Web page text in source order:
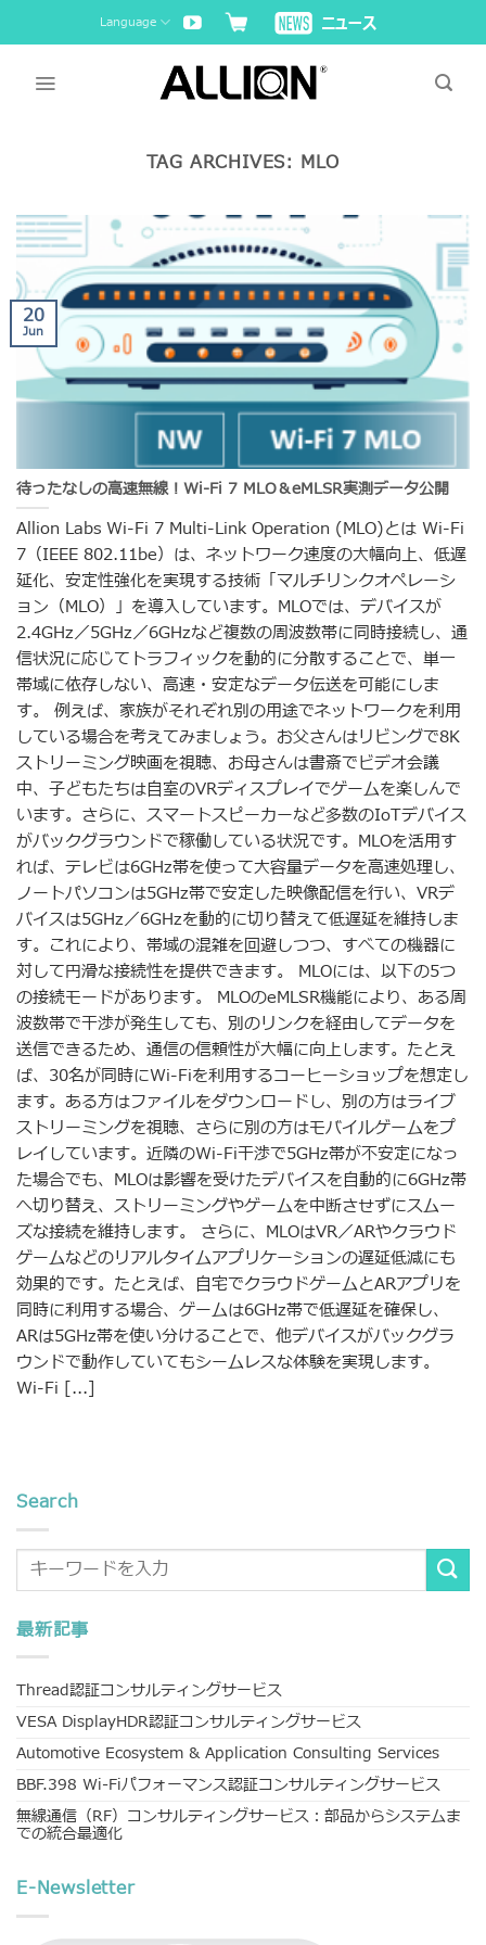
to
Language
TAG ARCHIVES: MLO
待ったなしの高速無線！Wi-Fi 7 MLO＆eMLSR実測データ公開
Allion Labs Wi-Fi 7 Multi-Link Operation (MLO)とは Wi-Fi
7（IEEE 802.11be）は、ネットワーク速度の大幅向上、低遅
延化、安定性強化を実現する技術「マルチリンクオペレーシ
ョン（MLO）」を導入しています。MLOでは、デバイスが
2.4GHz／5GHz／6GHzなど複数の周波数帯に同時接続し、通
信状況に応じてトラフィックを動的に分散することで、単一
帯域に依存しない、高速・安定なデータ伝送を可能にしま
す。 例えば、家族がそれぞれ別の用途でネットワークを利用
している場合を考えてみましょう。お父さんはリビングで8K
ストリーミング映画を視聴、お母さんは書斎でビデオ会議
中、子どもたちは自室のVRディスプレイでゲームを楽しんで
います。さらに、スマートスピーカーなど多数のIoTデバイス
がバックグラウンドで稼働している状況です。MLOを活用す
れば、テレビは6GHz帯を使って大容量データを高速処理し、
ノートパソコンは5GHz帯で安定した映像配信を行い、VRデ
バイスは5GHz／6GHzを動的に切り替えて低遅延を維持しま
す。これにより、帯域の混雑を回避しつつ、すべての機器に
対して円滑な接続性を提供できます。 MLOには、以下の5つ
の接続モードがあります。 MLOのeMLSR機能により、ある周
波数帯で干渉が発生しても、別のリンクを経由してデータを
送信できるため、通信の信頼性が大幅に向上します。たとえ
ば、30名が同時にWi-Fiを利用するコーヒーショップを想定し
ます。ある方はファイルをダウンロードし、別の方はライブ
ストリーミングを視聴、さらに別の方はモバイルゲームをプ
レイしています。近隣のWi-Fi干渉で5GHz帯が不安定になっ
た場合でも、MLOは影響を受けたデバイスを自動的に6GHz帯
へ切り替え、ストリーミングやゲームを中断させずにスムー
ズな接続を維持します。 さらに、MLOはVR／ARやクラウド
ゲームなどのリアルタイムアプリケーションの遅延低減にも
効果的です。たとえば、自宅でクラウドゲームとARアプリを
同時に利用する場合、ゲームは6GHz帯で低遅延を確保し、
ARは5GHz帯を使い分けることで、他デバイスがバックグラ
ウンドで動作していてもシームレスな体験を実現します。
Wi-Fi [...]
20
Jun
Search
最新記事
Thread認証コンサルティングサービス
VESA DisplayHDR認証コンサルティングサービス
Automotive Ecosystem & Application Consulting Services
BBF.398 Wi-Fiパフォーマンス認証コンサルティングサービス
無線通信（RF）コンサルティングサービス：部品からシステムま
での統合最適化
E-Newsletter